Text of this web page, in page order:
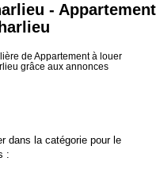
- Appartement
de Appartement à louer
grâce aux annonces
dans la catégorie pour le
: